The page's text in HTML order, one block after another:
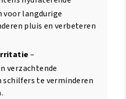
voor langdurige
pluis en verbeteren
–
verzachtende
te verminderen